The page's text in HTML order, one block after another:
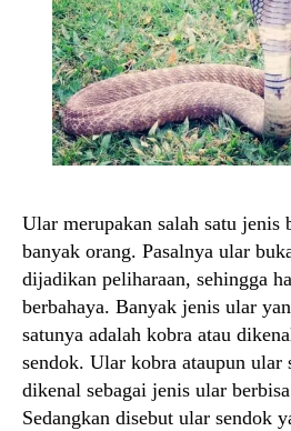
Ular merupakan salah satu jenis
banyak orang. Pasalnya ular
dijadikan peliharaan, sehingga
berbahaya. Banyak jenis ular
satunya adalah kobra atau
sendok. Ular kobra ataupun ular
dikenal sebagai jenis ular
Sedangkan disebut ular sendok